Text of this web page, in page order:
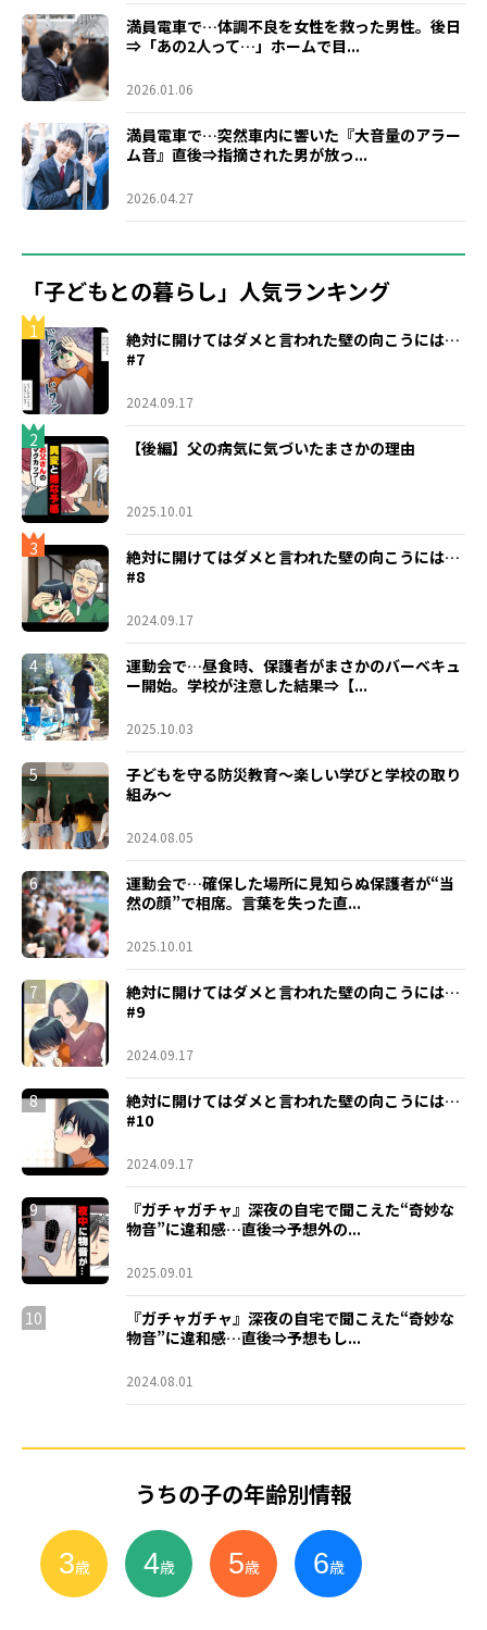
満員電車で…体調不良を女性を救った男性。後日
⇒「あの2人って…」ホームで目...
2026.01.06
満員電車で…突然車内に響いた『大音量のアラー
ム音』直後⇒指摘された男が放っ...
2026.04.27
「子どもとの暮らし」人気ランキング
1
絶対に開けてはダメと言われた壁の向こうには…
#7
2024.09.17
2 【後編】父の病気に気づいたまさかの理由
2025.10.01
3
絶対に開けてはダメと言われた壁の向こうには…
#8
2024.09.17
4
運動会で…昼食時、保護者がまさかのバーベキュ
ー開始。学校が注意した結果⇒【...
2025.10.03
5
子どもを守る防災教育～楽しい学びと学校の取り
組み～
2024.08.05
6
運動会で…確保した場所に見知らぬ保護者が“当
然の顔”で相席。言葉を失った直...
2025.10.01
7
絶対に開けてはダメと言われた壁の向こうには…
#9
2024.09.17
8
絶対に開けてはダメと言われた壁の向こうには…
#10
2024.09.17
9
『ガチャガチャ』深夜の自宅で聞こえた“奇妙な
物音”に違和感…直後⇒予想外の...
2025.09.01
10
『ガチャガチャ』深夜の自宅で聞こえた“奇妙な
物音”に違和感…直後⇒予想もし...
2024.08.01
うちの子の年齢別情報
3歳 4歳 5歳 6歳